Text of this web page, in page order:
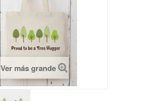
Ver más grande